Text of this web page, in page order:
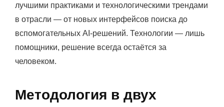
лучшими практиками и технологическими трендами
в отрасли — от новых интерфейсов поиска до
вспомогательных AI-решений. Технологии — лишь
помощники, решение всегда остаётся за
человеком.
Методология в двух